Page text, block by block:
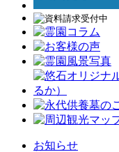
お知らせ